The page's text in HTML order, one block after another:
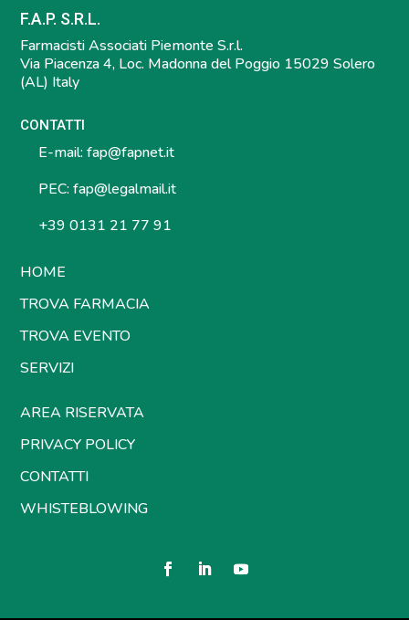
F.A.P. S.R.L.
Farmacisti Associati Piemonte S.r.l.
Via Piacenza 4, Loc. Madonna del Poggio 15029 Solero
(AL) Italy
CONTATTI
E-mail: fap@fapnet.it
PEC: fap@legalmail.it
+39 0131 21 77 91
HOME
TROVA FARMACIA
TROVA EVENTO
SERVIZI
AREA RISERVATA
PRIVACY POLICY
CONTATTI
WHISTEBLOWING